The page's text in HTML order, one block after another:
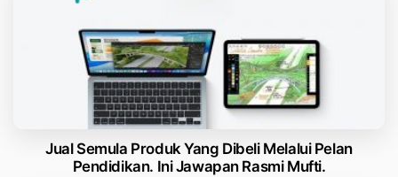
Jual Semula Produk Yang Dibeli Melalui Pelan
Pendidikan. Ini Jawapan Rasmi Mufti.